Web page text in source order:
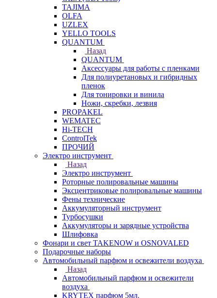
TAJIMA
OLFA
UZLEX
YELLO TOOLS
QUANTUM
Назад
QUANTUM
Аксессуары для работы с пленками
Для полиуретановых и гибридных
пленок
Для тонировки и винила
Ножи, скребки, лезвия
PROPAKEL
WEMATEC
Hi-TECH
ControlTek
ПРОЧИЙ
Электро инструмент
Назад
Электро инструмент
Роторные полировальные машины
Эксцентриковые полировальные машины
Фены технические
Аккумуляторный инструмент
Турбосушки
Аккумуляторы и зарядные устройства
Шлифовка
Фонари и свет TAKENOW и OSNOVALED
Подарочные наборы
Автомобильный парфюм и освежители воздуха
Назад
Автомобильный парфюм и освежители
воздуха
KRYTEX парфюм 5мл.